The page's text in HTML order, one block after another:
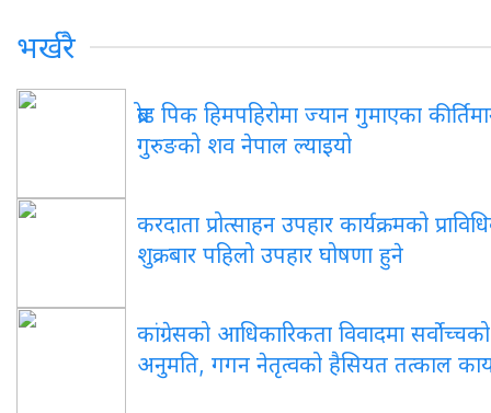
भर्खरै
ब्रोड पिक हिमपहिरोमा ज्यान गुमाएका
गुरुङको शव नेपाल ल्याइयो
करदाता प्रोत्साहन उपहार कार्यक्रमको
शुक्रबार पहिलो उपहार घोषणा हुने
कांग्रेसको आधिकारिकता विवादमा
अनुमति, गगन नेतृत्वको हैसियत तत्काल